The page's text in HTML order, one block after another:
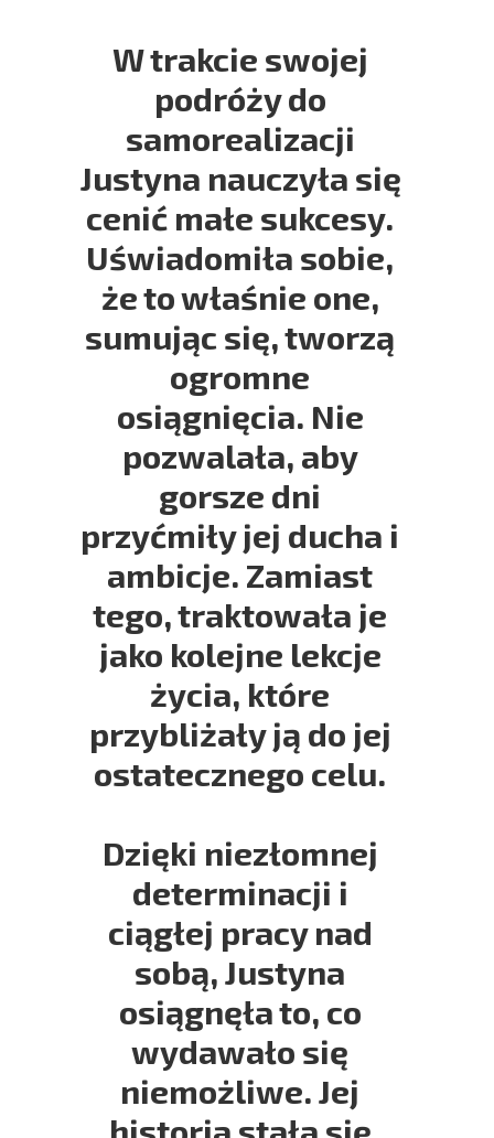
W trakcie swojej
podróży do
samorealizacji
Justyna nauczyła się
cenić małe sukcesy.
Uświadomiła sobie,
że to właśnie one,
sumując się, tworzą
ogromne
osiągnięcia. Nie
pozwalała, aby
gorsze dni
przyćmiły jej ducha i
ambicje. Zamiast
tego, traktowała je
jako kolejne lekcje
życia, które
przybliżały ją do jej
ostatecznego celu.
Dzięki niezłomnej
determinacji i
ciągłej pracy nad
sobą, Justyna
osiągnęła to, co
wydawało się
niemożliwe. Jej